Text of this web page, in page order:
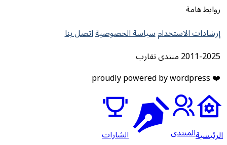
روابط هامة
إرشادات الاستخدامسياسة الخصوصيةاتصل بنا
2011-2025 منتدى تقارب
❤️ proudly powered by wordpress
الرئيسيةالمنتدى
الشارات